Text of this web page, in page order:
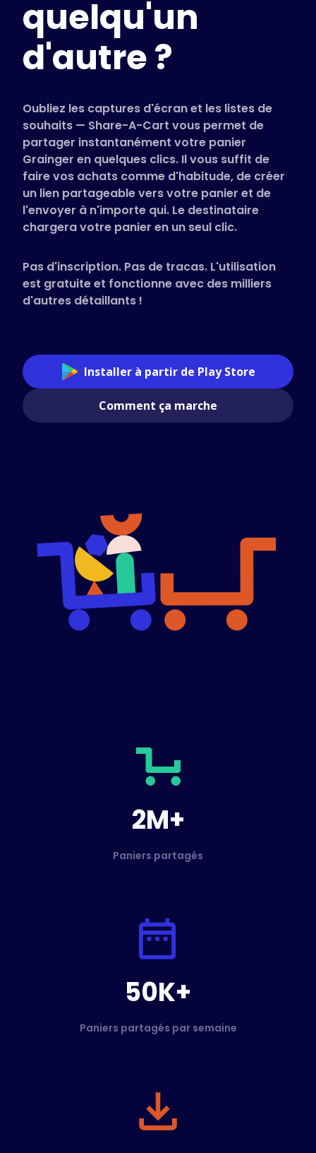
Magasins pris en charge
FAQ
Guides d'utilisation
Français (French)
quelqu'un
d'autre ?
Oubliez les captures d'écran et les listes de
souhaits — Share-A-Cart vous permet de
partager instantanément votre panier
Grainger en quelques clics. Il vous suffit de
faire vos achats comme d'habitude, de créer
un lien partageable vers votre panier et de
l'envoyer à n'importe qui. Le destinataire
chargera votre panier en un seul clic.
Pas d'inscription. Pas de tracas. L'utilisation
est gratuite et fonctionne avec des milliers
d'autres détaillants !
Installer à partir de Play Store
Comment ça marche
2M+
Paniers partagés
50K+
Paniers partagés par semaine